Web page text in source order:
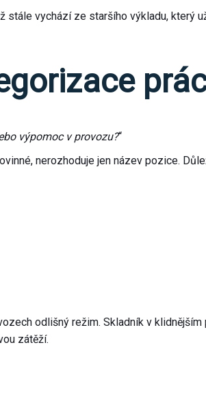
stále vychází ze staršího výkladu, který
výpomoc v provozu?“
nerozhoduje jen název pozice.
odlišný režim. Skladník v
zátěží.